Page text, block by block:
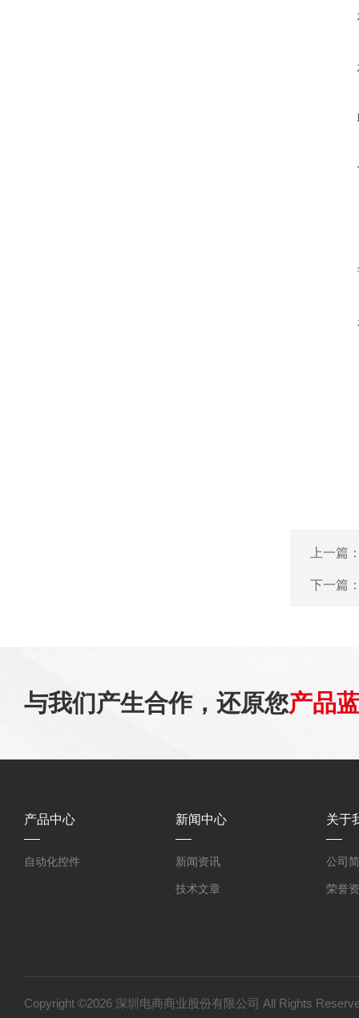
上一篇
下一篇
与我们产生合作，还原您产品
产品中心
自动化控件
新闻中心
新闻资讯
技术文章
关于
公司
荣誉
Copyright ©2026 深圳电商商业股份有限公司 All Rights